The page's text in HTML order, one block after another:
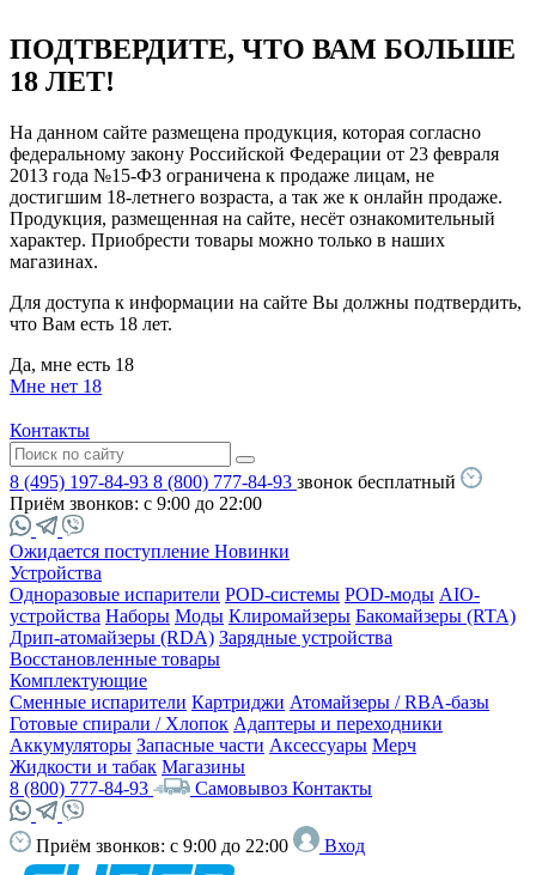
ПОДТВЕРДИТЕ, ЧТО ВАМ БОЛЬШЕ
18 ЛЕТ!
На данном сайте размещена продукция, которая согласно
федеральному закону Российской Федерации от 23 февраля
2013 года №15-ФЗ ограничена к продаже лицам, не
достигшим 18-летнего возраста, а так же к онлайн продаже.
Продукция, размещенная на сайте, несёт ознакомительный
характер. Приобрести товары можно только в наших
магазинах.
Для доступа к информации на сайте Вы должны подтвердить,
что Вам есть 18 лет.
Да, мне есть 18
Мне нет 18
Контакты
8 (495) 197-84-93 8 (800) 777-84-93 звонок бесплатный
Приём звонков: с 9:00 до 22:00
Ожидается поступление Новинки
Устройства
Одноразовые испарители POD-системы POD-моды AIO-
устройства Наборы Моды Клиромайзеры Бакомайзеры (RTA)
Дрип-атомайзеры (RDA) Зарядные устройства
Восстановленные товары
Комплектующие
Сменные испарители Картриджи Атомайзеры / RBA-базы
Готовые спирали / Хлопок Адаптеры и переходники
Аккумуляторы Запасные части Аксессуары Мерч
Жидкости и табак Магазины
8 (800) 777-84-93
Самовывоз Контакты
Приём звонков: с 9:00 до 22:00 Вход